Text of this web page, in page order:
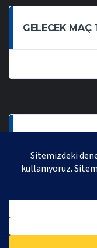
GELECEK MAÇ
AVRASYA VOLEYBOL LIGI 2021